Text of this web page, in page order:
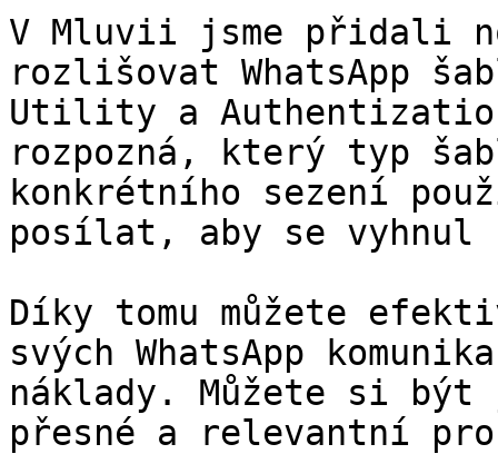
V Mluvii jsme přidali
rozlišovat WhatsApp
Utility a
rozpozná, který typ
konkrétního sezení
posílat, aby se vyhnul
Díky tomu můžete
svých WhatsApp
náklady. Můžete si
přesné a relevantní